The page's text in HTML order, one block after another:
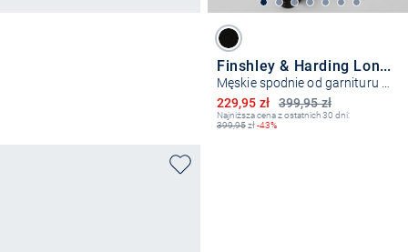
Finshley & Harding London
Męskie spodnie od garnituru modułowego – Hoxdon
399,95 zł
Obniżona cena
229,95 zł
Najniższa cena z ostatnich 30 dni:
399,95zł-43%